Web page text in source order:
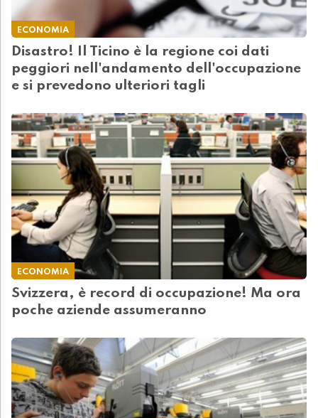
ECONOMIA
Disastro! Il Ticino è la regione coi dati
peggiori nell'andamento dell'occupazione
e si prevedono ulteriori tagli
ECONOMIA
Svizzera, è record di occupazione! Ma ora
poche aziende assumeranno